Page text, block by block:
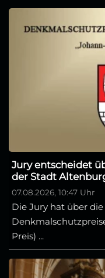
Jury entscheidet
der Stadt
07.08.2026, 10:47 Uhr
Die Jury hat über
Preis) ...